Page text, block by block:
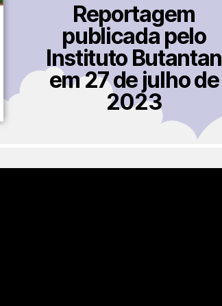
Reportagem
publicada pelo
Instituto Butantan
em 27 de julho de
2023